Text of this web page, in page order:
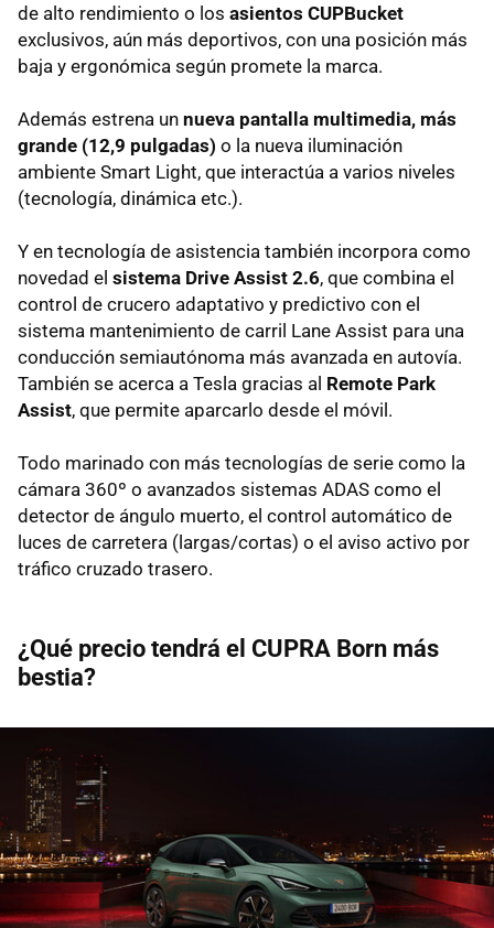
de alto rendimiento o los asientos CUPBucket
exclusivos, aún más deportivos, con una posición más
baja y ergonómica según promete la marca.
Además estrena un nueva pantalla multimedia, más
grande (12,9 pulgadas) o la nueva iluminación
ambiente Smart Light, que interactúa a varios niveles
(tecnología, dinámica etc.).
Y en tecnología de asistencia también incorpora como
novedad el sistema Drive Assist 2.6, que combina el
control de crucero adaptativo y predictivo con el
sistema mantenimiento de carril Lane Assist para una
conducción semiautónoma más avanzada en autovía.
También se acerca a Tesla gracias al Remote Park
Assist, que permite aparcarlo desde el móvil.
Todo marinado con más tecnologías de serie como la
cámara 360º o avanzados sistemas ADAS como el
detector de ángulo muerto, el control automático de
luces de carretera (largas/cortas) o el aviso activo por
tráfico cruzado trasero.
¿Qué precio tendrá el CUPRA Born más
bestia?